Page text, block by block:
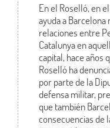
En el Roselló, en
ayuda a
relaciones entre
Catalunya en
capital, hace años
Roselló ha
por parte de la
defensa militar,
que también
consecuencias de